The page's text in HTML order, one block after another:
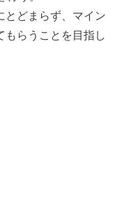
とどまらず、マイン
もらうことを目指し